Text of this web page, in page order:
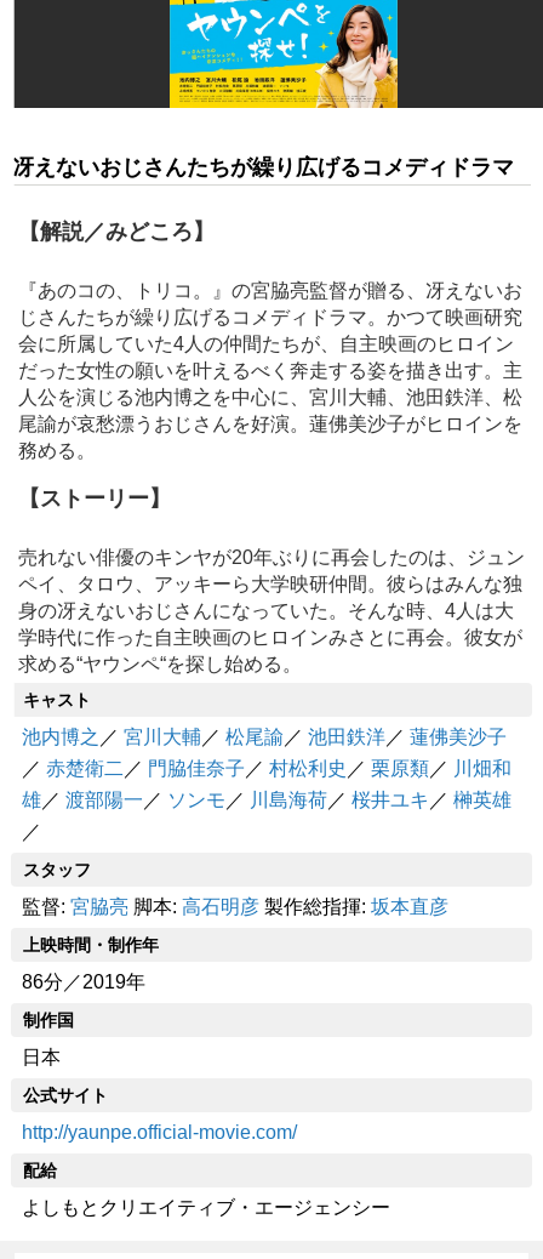
冴えないおじさんたちが繰り広げるコメディドラマ
【解説／みどころ】
『あのコの、トリコ。』の宮脇亮監督が贈る、冴えないお
じさんたちが繰り広げるコメディドラマ。かつて映画研究
会に所属していた4人の仲間たちが、自主映画のヒロイン
だった女性の願いを叶えるべく奔走する姿を描き出す。主
人公を演じる池内博之を中心に、宮川大輔、池田鉄洋、松
尾諭が哀愁漂うおじさんを好演。蓮佛美沙子がヒロインを
務める。
【ストーリー】
売れない俳優のキンヤが20年ぶりに再会したのは、ジュン
ペイ、タロウ、アッキーら大学映研仲間。彼らはみんな独
身の冴えないおじさんになっていた。そんな時、4人は大
学時代に作った自主映画のヒロインみさとに再会。彼女が
求める“ヤウンペ“を探し始める。
キャスト
池内博之 ／宮川大輔／松尾諭 ／池田鉄洋／蓮佛美沙子
／赤楚衛二 ／ 門脇佳奈子 ／村松利史 ／栗原類／ 川畑和
雄／渡部陽一 ／ ソンモ ／ 川島海荷／桜井ユキ ／榊英雄
／
スタッフ
監督:宮脇亮 脚本:高石明彦 製作総指揮:坂本直彦
上映時間・制作年
86分／2019年
制作国
日本
公式サイト
http://yaunpe.official-movie.com/
配給
よしもとクリエイティブ・エージェンシー